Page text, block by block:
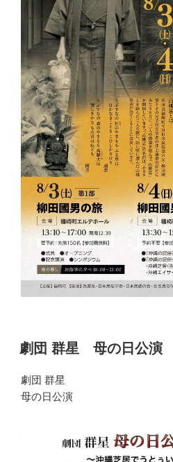
劇団 群星 母の日公演
劇団 群星
母の日公演